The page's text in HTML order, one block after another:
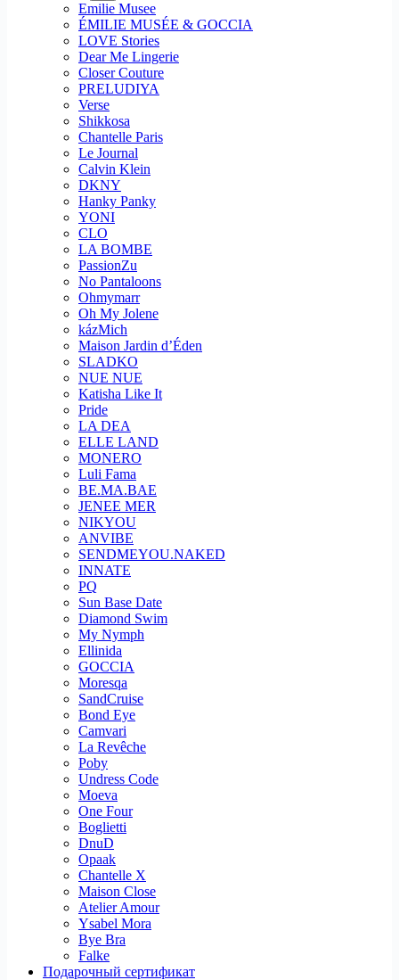
Emilie Musee
ÉMILIE MUSÉE & GOCCIA
LOVE Stories
Dear Me Lingerie
Closer Couture
PRELUDIYA
Verse
Shikkosa
Chantelle Paris
Le Journal
Calvin Klein
DKNY
Hanky Panky
YONI
CLO
LA BOMBE
PassionZu
No Pantaloons
Ohmymarr
Oh My Jolene
kázMich
Maison Jardin d’Éden
SLADKO
NUE NUE
Katisha Like It
Pride
LA DEA
ELLE LAND
MONERO
Luli Fama
BE.MA.BAE
JENEE MER
NIKYOU
ANVIBE
SENDMEYOU.NAKED
INNATE
PQ
Sun Base Date
Diamond Swim
My Nymph
Ellinida
GOCCIA
Moresqa
SandCruise
Bond Eye
Camvari
La Revêche
Poby
Undress Code
Moeva
One Four
Boglietti
DnuD
Opaak
Chantelle X
Maison Close
Atelier Amour
Ysabel Mora
Bye Bra
Falke
Подарочный сертификат